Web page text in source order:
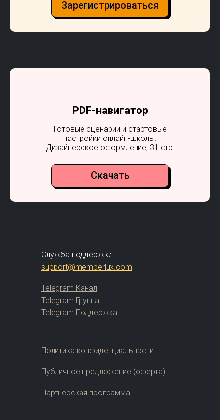
Готовые сценарии и стартовые
настройки онлайн-школы.
Дизайнерское оформление, 31 стр.
PDF-навигатор
Зарегистрироваться
Скачать
Политика конфиденциальности
Публичное предложение (оферта)
Служба поддержки:
support@memberlux.com
Telegram Поддержка
Telegram Канал
Telegram Группа
Партнерская программа